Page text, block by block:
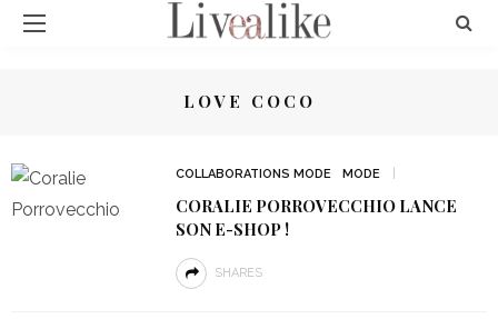
LOVE COCO
COLLABORATIONS MODE MODE
CORALIE PORROVECCHIO LANCE
SON E-SHOP !
SHARES